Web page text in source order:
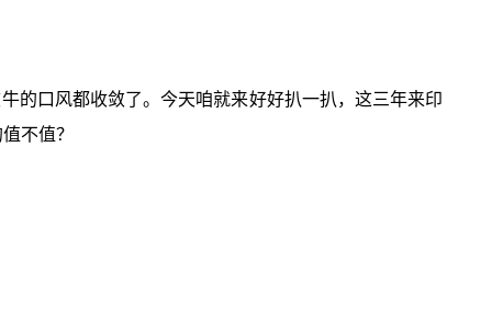
的口风都收敛了。今天咱就来好好扒一扒，这三年来印
不值？